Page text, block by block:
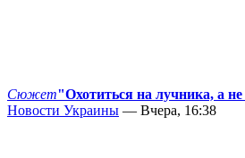
Сюжет"Охотиться на лучника, а
Новости Украины — Вчера, 16:38